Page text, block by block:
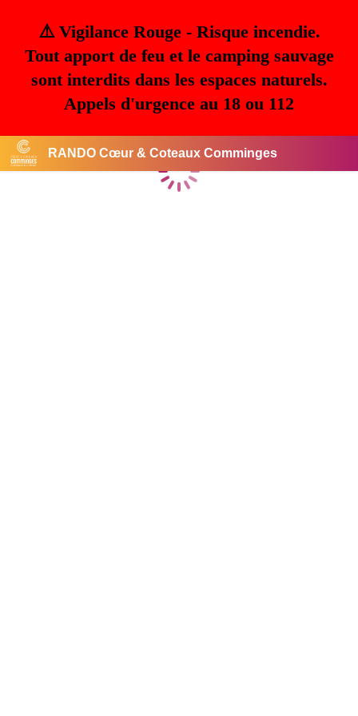
⚠️ Vigilance Rouge - Risque incendie.
Tout apport de feu et le camping sauvage
sont interdits dans les espaces naturels.
Appels d'urgence au 18 ou 112
RANDO Cœur & Coteaux Comminges
Chargement